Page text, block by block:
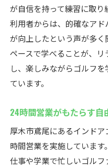
が自信を持って練習に取り
利用者からは、的確なア
が向上したという声が多
ペースで学べることが、
し、楽しみながらゴルフ
ています。
24時間営業がもたらす自
厚木市鳶尾にあるインドア
時間営業を実施しています
仕事や学業で忙しいゴル